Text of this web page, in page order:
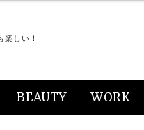
楽しい！
BEAUTY WORK